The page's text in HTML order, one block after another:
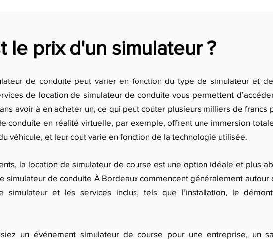
le prix d'un simulateur ?
de conduite peut varier en fonction du type de simulateur et
de location de simulateur de conduite vous permettent
avoir à en acheter un, ce qui peut coûter plusieurs milliers de francs
conduite en réalité virtuelle, par exemple, offrent une immersion
véhicule, et leur coût varie en fonction de la technologie utilisée.
la location de simulateur de course est une option idéale et plus
simulateur de conduite À Bordeaux commencent généralement autour
et les services inclus, tels que l’installation, le
un événement simulateur de course pour une entreprise, un